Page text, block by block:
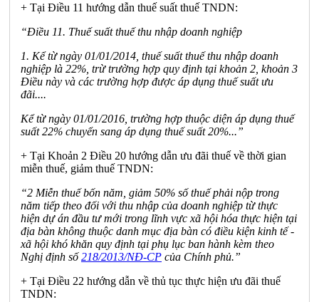
+ Tại Điều 11 hướng dẫn thuế suất thuế TNDN:
“Điều 11. Thuế suất thuế thu nhập doanh nghiệp
1. Kểtừ ngày 01/01/2014, thuế suất thuế thu nhập doanh
nghiệp là 22%, trừ trường hợp quy định tại khoản 2, khoản 3
Điều này và các trường hợp được áp dụng thuế suất ưu
đãi....
Kểtừ ngày 01/01/2016, trường hợp thuộc diện áp dụng thuế
suất 22% chuyển sang áp dụng thuế suất 20%...”
+ Tại Khoản 2 Điều 20 hướng dẫn ưu đãi thuế về thời gian
miễn thuế, giảm thuế TNDN:
“2 Miễn thuế bốn năm, giảm 50% số thuế phải nộp trong
năm tiếp theo đối với thu nhập của doanh nghiệp từ thực
hiện dự án đầu tư mới trong lĩnh vực xã hội hóa thực hiện tại
địa bàn không thuộc danh mục địa bàn có điều kiện kinh tế -
xã hội khó khăn quy định tại phụ lục ban hành kèm theo
Nghị định số 218/2013/NĐ-CP của Chính phủ.”
+ Tại Điều 22 hướng dẫn về thủ tục thực hiện ưu đãi thuế
TNDN: